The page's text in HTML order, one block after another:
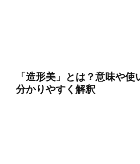
「造形美」とは？意味や
分かりやすく解釈